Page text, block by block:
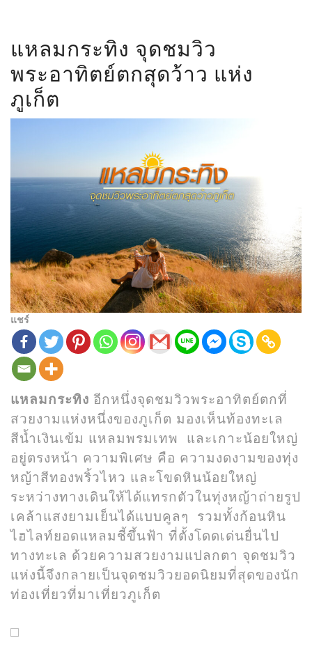
แหลมกระทิง จุดชมวิว
พระอาทิตย์ตกสุดว้าว แห่ง
ภูเก็ต
แชร์
แหลมกระทิง อีกหนึ่งจุดชมวิวพระอาทิตย์ตกที่
สวยงามแห่งหนึ่งของภูเก็ต มองเห็นท้องทะเล
สีน้ำเงินเข้ม แหลมพรมเทพ และเกาะน้อยใหญ่
อยู่ตรงหน้า ความพิเศษ คือ ความงดงามของทุ่ง
หญ้าสีทองพริ้วไหว และโขดหินน้อยใหญ่
ระหว่างทางเดินให้ได้แทรกตัวในทุ่งหญ้าถ่ายรูป
เคล้าแสงยามเย็นได้แบบคูลๆ รวมทั้งก้อนหิน
ไฮไลท์ยอดแหลมชี้ขึ้นฟ้า ที่ตั้งโดดเด่นยื่นไป
ทางทะเล ด้วยความสวยงามแปลกตา จุดชมวิว
แห่งนี้จึงกลายเป็นจุดชมวิวยอดนิยมที่สุดของนัก
ท่องเที่ยวที่มาเที่ยวภูเก็ต